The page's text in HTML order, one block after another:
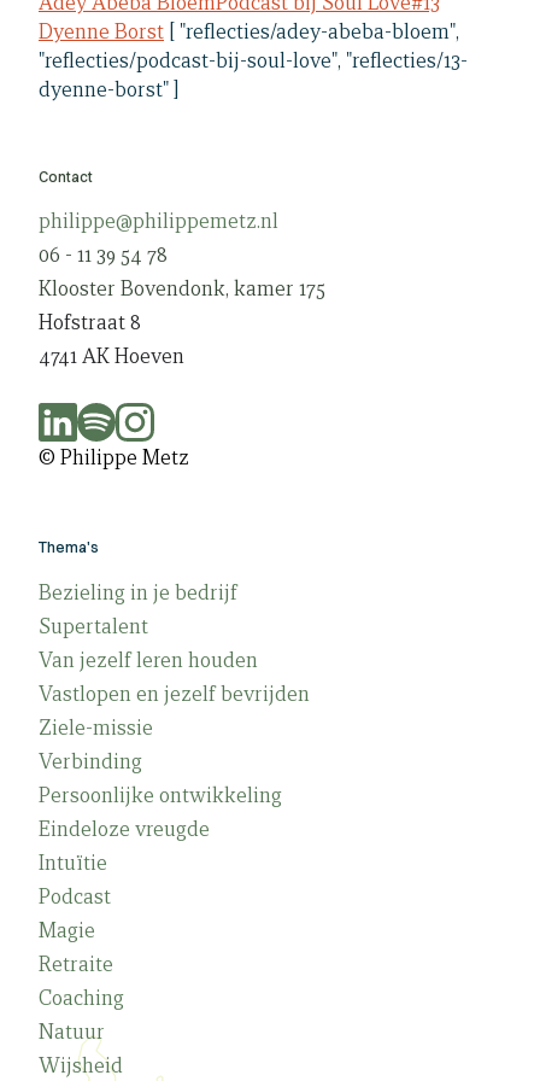
Dyenne Borst [ "reflecties/adey-abeba-bloem",
"reflecties/podcast-bij-soul-love", "reflecties/13-
dyenne-borst" ]
Contact
philippe@philippemetz.nl
06 - 11 39 54 78
Klooster Bovendonk, kamer 175
Hofstraat 8
4741 AK Hoeven
© Philippe Metz
Thema's
Bezieling in je bedrijf
Supertalent
Van jezelf leren houden
Vastlopen en jezelf bevrijden
Ziele-missie
Verbinding
Persoonlijke ontwikkeling
Eindeloze vreugde
Intuïtie
Podcast
Magie
Retraite
Coaching
Natuur
Wijsheid